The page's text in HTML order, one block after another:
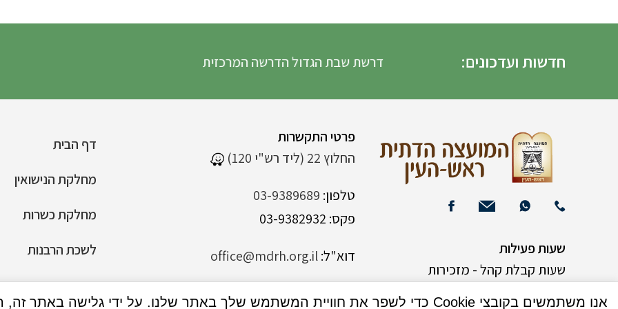
חדשות ועדכונים: דרשת שבת הגדול הדרשה המרכזית
דף הבית
מחלקת הנישואין
מחלקת כשרות
לשכת הרבנות
הצהרת נגישות
פרטי התקשרות
החלוץ 22 (ליד רש"י 120)
טלפון: 03-9389689
פקס: 03-9382932
דוא"ל:office@mdrh.org.il
שעות פעילות
שעות קבלת קהל - מזכירות
אנו משתמשים בקובצי Cookie כדי לשפר את חוויית המשתמש שלך באתר שלנו. על ידי גלישה באתר זה, הנך מסכים לשימוש שלנו בקובצי Cookie.